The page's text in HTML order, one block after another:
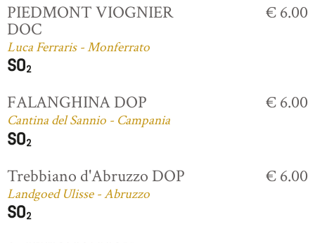
PIEDMONT VIOGNIER
DOC
Luca Ferraris - Monferrato
€ 6.00
FALANGHINA DOP
Cantina del Sannio - Campania
€ 6.00
Trebbiano d'Abruzzo DOP
Landgoed Ulisse - Abruzzo
€ 6.00